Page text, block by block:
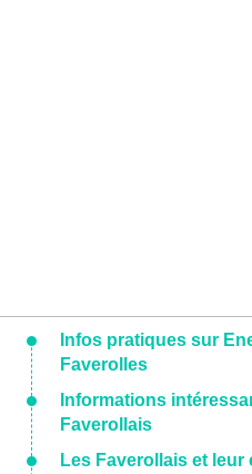
Infos pratiques sur
Faverolles
Informations
Faverollais
Les Faverollais et